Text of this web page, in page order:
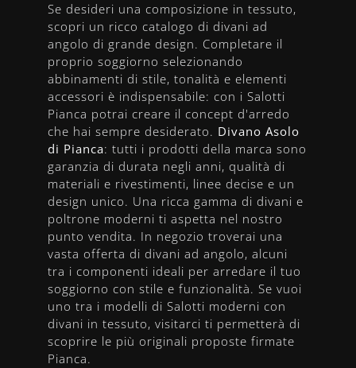
Se desideri una composizione in tessuto,
scopri un ricco catalogo di divani ad
angolo di grande design. Completare il
proprio soggiorno selezionando
abbinamenti di stile, tonalità e elementi
accessori è indispensabile: con i Salotti
Pianca potrai creare il concept d'arredo
che hai sempre desiderato. Divano Asolo
di Pianca: tutti i prodotti della marca sono
garanzia di durata negli anni, qualità di
materiali e rivestimenti, linee decise e un
design unico. Una ricca gamma di divani e
poltrone moderni ti aspetta nel nostro
punto vendita. In negozio troverai una
vasta offerta di divani ad angolo, alcuni
tra i componenti ideali per arredare il tuo
soggiorno con stile e funzionalità. Se vuoi
uno tra i modelli di Salotti moderni con
divani in tessuto, visitarci ti permetterà di
scoprire le più originali proposte firmate
Pianca.